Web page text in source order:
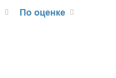
По оценке